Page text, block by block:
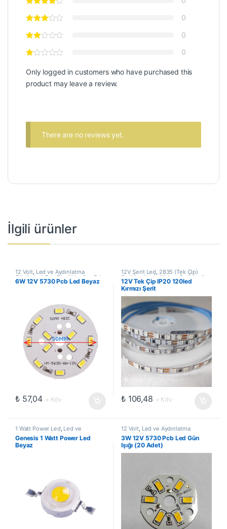
0
0
0
Only logged in customers who have purchased this
product may leave a review.
There are no reviews yet.
İlgili ürünler
12 Volt, Led ve Aydınlatma
Çözümleri,Pcb Dizgili Ledler Pcb
Ledler
6W 12V 5730 Pcb Led Beyaz
₺57,04 + Kdv
12V Şerit Led, 2835 (Tek Çip)
Şerit Ledler, İç Mekan Şerit Ledler
Led ve Aydınlatma Çözümleri
Şerit Led
12V Tek Çip IP20 120led
Kırmızı Şerit
₺106,48 + Kdv
1 Watt Power Led, Led ve
Aydınlatma Çözümleri Power
Ledler,SMD Ledler
Genesis 1 Watt Power Led
Beyaz
12 Volt, Led ve Aydınlatma
Çözümleri,Pcb Dizgili Ledler
Ledler
3W 12V 5730 Pcb Led Gün
Işığı (20 Adet)